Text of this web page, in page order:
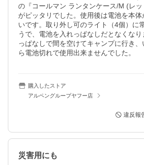
の『コールマン ランタンケース/M (レッ
がピッタリでした。使用後は電池を本体
いです。取り外し可のライト（4個）に
うで、電池を入れっぱなしだとなくな
っぱなしで間を空けてキャンプに行き
ら電池切れで使用出来ませんでした。
購入したストア
アルペングループヤフー店
違反報
災害用にも